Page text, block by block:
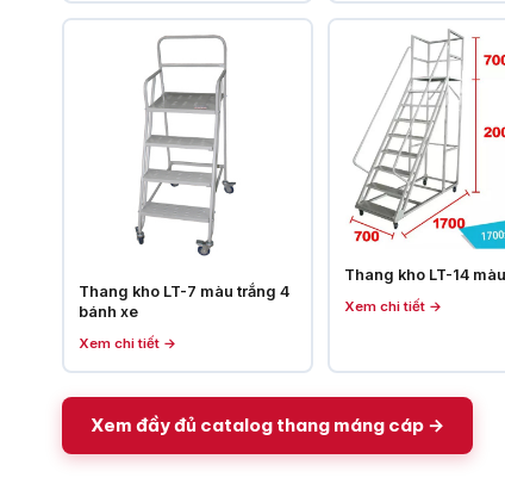
Thang kho LT-7 màu trắng 4
bánh xe
Xem chi tiết →
Thang kho LT-14
Xem chi tiết →
Xem đầy đủ catalog thang máng cáp →